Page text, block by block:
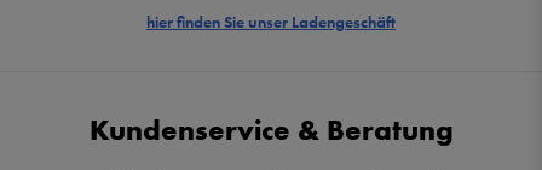
hier finden Sie unser Ladengeschäft
Kundenservice & Beratung